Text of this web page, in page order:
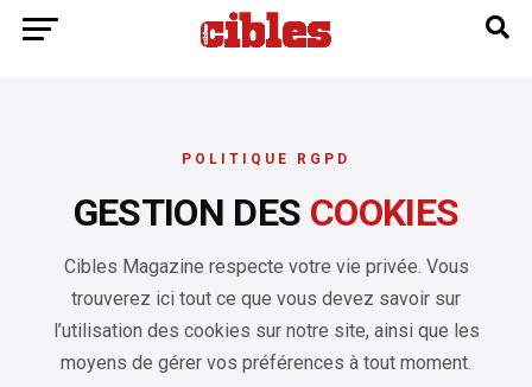
POLITIQUE RGPD
GESTION DES COOKIES
Cibles Magazine respecte votre vie privée. Vous
trouverez ici tout ce que vous devez savoir sur
l’utilisation des cookies sur notre site, ainsi que les
moyens de gérer vos préférences à tout moment.